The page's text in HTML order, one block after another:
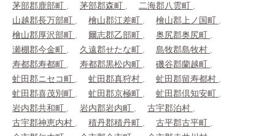
茅部郡鹿部町
茅部郡森町
二海郡八雲町
山越郡長万部町
檜山郡江差町
檜山郡上ノ国町
檜山郡厚沢部町
爾志郡乙部町
奥尻郡奥尻町
瀬棚郡今金町
久遠郡せたな町
島牧郡島牧村
寿都郡寿都町
寿都郡黒松内町
磯谷郡蘭越町
虻田郡ニセコ町
虻田郡真狩村
虻田郡留寿都村
虻田郡喜茂別町
虻田郡京極町
虻田郡倶知安町
岩内郡共和町
岩内郡岩内町
古宇郡泊村
古宇郡神恵内村
積丹郡積丹町
古平郡古平町